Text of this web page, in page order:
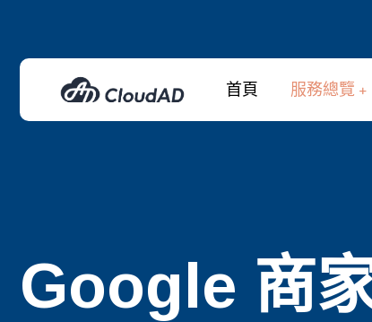
首頁 服務總覽
Google 商